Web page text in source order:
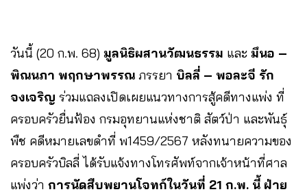
วันนี้ (20 ก.พ. 68) มูลนิธิผสานวัฒนธรรม และ มึนอ –
พิณนภา พฤกษาพรรณ ภรรยา บิลลี่ – พอละจี รัก
จงเจริญ ร่วมแถลงเปิดเผยแนวทางการสู้คดีทางแพ่ง ที่
ครอบครัวยื่นฟ้อง กรมอุทยานแห่งชาติ สัตว์ป่า และพันธุ์
พืช คดีหมายเลขดำที่ พ1459/2567 หลังทนายความของ
ครอบครัวบิลลี่ ได้รับแจ้งทางโทรศัพท์จากเจ้าหน้าที่ศาล
แพ่งว่า การนัดสืบพยานโจทก์ในวันที่ 21 ก.พ. นี้ ฝ่าย